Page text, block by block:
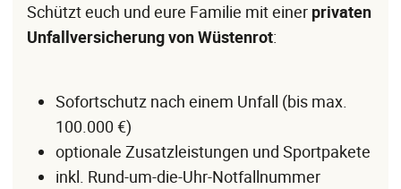
Schützt euch und eure Familie mit einer privaten
Unfallversicherung von Wüstenrot:
Sofortschutz nach einem Unfall (bis max.
100.000 €)
optionale Zusatzleistungen und Sportpakete
inkl. Rund-um-die-Uhr-Notfallnummer